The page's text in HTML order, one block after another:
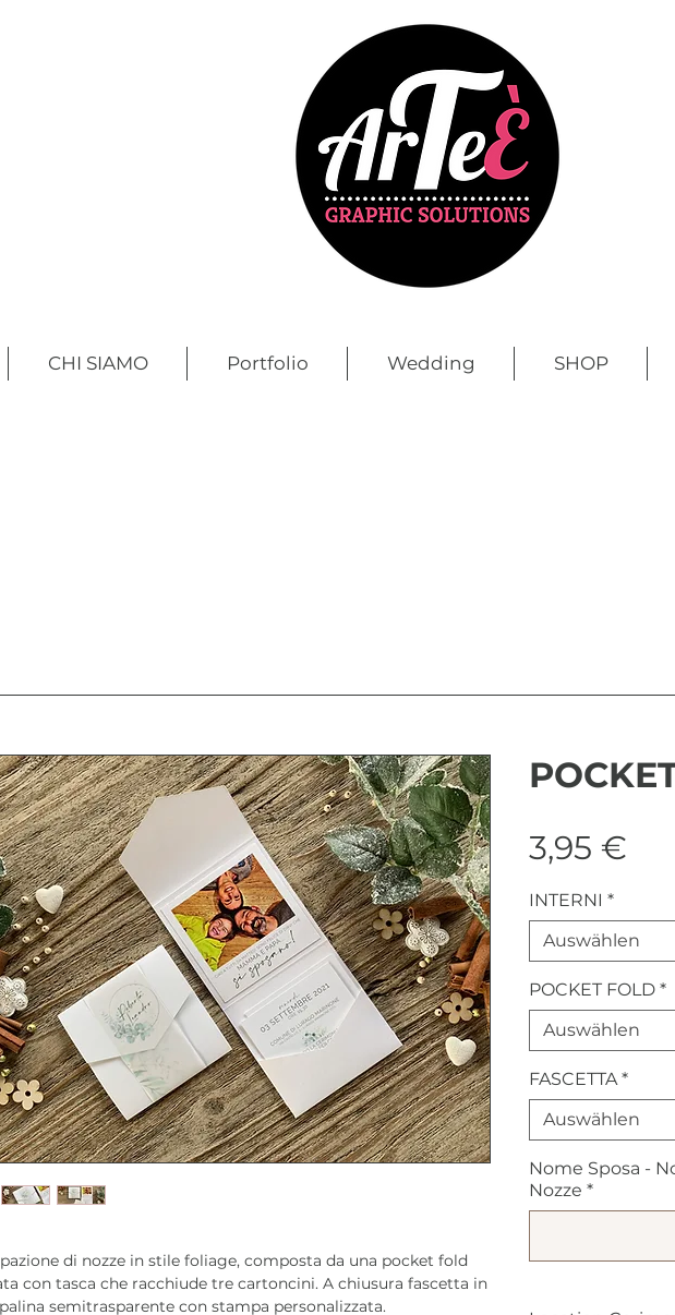
CHI SIAMO Portfolio Wedding SHOP
di nozze in stile foliage, composta da una pocket fold
con tasca che racchiude tre cartoncini. A chiusura fascetta in
semitrasparente con stampa personalizzata.
3,95 €
INTERNI *
Auswählen
POCKET FOLD *
Auswählen
FASCETTA *
Auswählen
Nome Sposa -
Nozze *